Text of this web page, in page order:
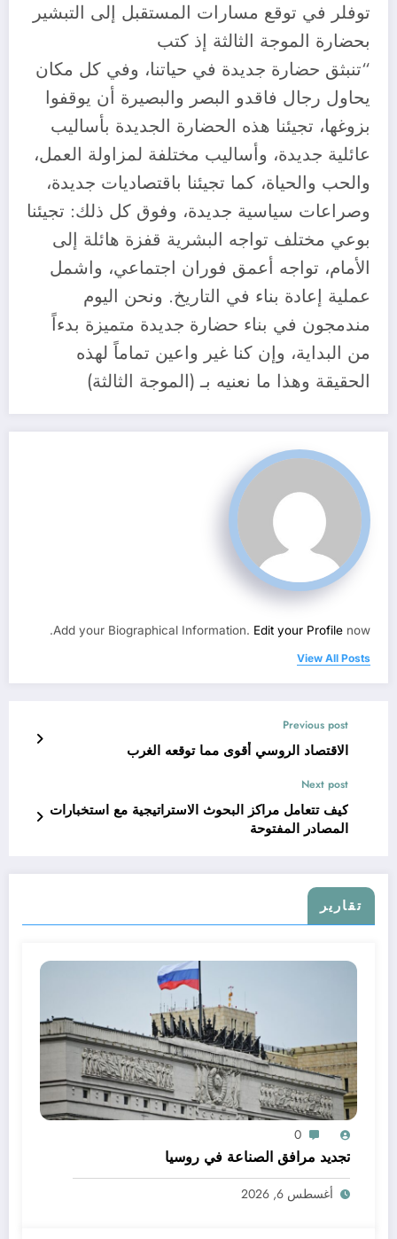
توفلر في توقع مسارات المستقبل إلى التبشير
بحضارة الموجة الثالثة إذ كتب
“تنبثق حضارة جديدة في حياتنا، وفي كل مكان
يحاول رجال فاقدو البصر والبصيرة أن يوقفوا
بزوغها، تجيئنا هذه الحضارة الجديدة بأساليب
عائلية جديدة، وأساليب مختلفة لمزاولة العمل،
والحب والحياة، كما تجيئنا باقتصاديات جديدة،
وصراعات سياسية جديدة، وفوق كل ذلك: تجيئنا
بوعي مختلف تواجه البشرية قفزة هائلة إلى
الأمام، تواجه أعمق فوران اجتماعي، واشمل
عملية إعادة بناء في التاريخ. ونحن اليوم
مندمجون في بناء حضارة جديدة متميزة بدءاً
من البداية، وإن كنا غير واعين تماماً لهذه
الحقيقة وهذا ما نعنيه بـ (الموجة الثالثة)
Add your Biographical Information. Edit your Profile now.
View All Posts
Previous post
الاقتصاد الروسي أقوى مما توقعه الغرب
Next post
كيف تتعامل مراكز البحوث الاستراتيجية مع استخبارات
المصادر المفتوحة
تقارير
0
تجديد مرافق الصناعة في روسيا
أغسطس 6, 2026